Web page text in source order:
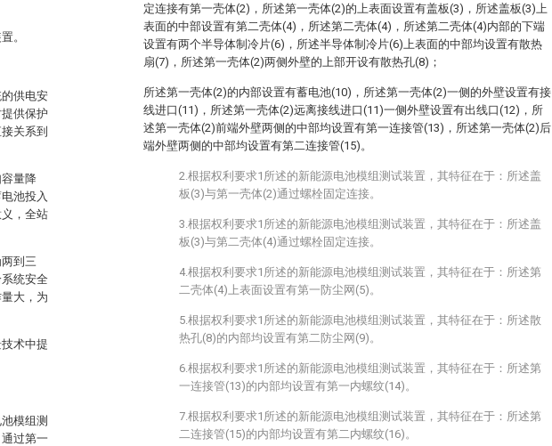
。
供电安
供保护
关系到
量降
池投入
，全站
到三
统安全
大，为
术中提
模组测
过第一
定连接有第一壳体(2)，所述第一壳体(2)的上表面设置有盖板(3)，所述盖板(3)上
表面的中部设置有第二壳体(4)，所述第二壳体(4)，所述第二壳体(4)内部的下端
设置有两个半导体制冷片(6)，所述半导体制冷片(6)上表面的中部均设置有散热
扇(7)，所述第一壳体(2)两侧外壁的上部开设有散热孔(8)；
所述第一壳体(2)的内部设置有蓄电池(10)，所述第一壳体(2)一侧的外壁设置有接
线进口(11)，所述第一壳体(2)远离接线进口(11)一侧外壁设置有出线口(12)，所
述第一壳体(2)前端外壁两侧的中部均设置有第一连接管(13)，所述第一壳体(2)后
端外壁两侧的中部均设置有第二连接管(15)。
2.根据权利要求1所述的新能源电池模组测试装置，其特征在于：所述盖
板(3)与第一壳体(2)通过螺栓固定连接。
3.根据权利要求1所述的新能源电池模组测试装置，其特征在于：所述盖
板(3)与第二壳体(4)通过螺栓固定连接。
4.根据权利要求1所述的新能源电池模组测试装置，其特征在于：所述第
二壳体(4)上表面设置有第一防尘网(5)。
5.根据权利要求1所述的新能源电池模组测试装置，其特征在于：所述散
热孔(8)的内部均设置有第二防尘网(9)。
6.根据权利要求1所述的新能源电池模组测试装置，其特征在于：所述第
一连接管(13)的内部均设置有第一内螺纹(14)。
7.根据权利要求1所述的新能源电池模组测试装置，其特征在于：所述第
二连接管(15)的内部均设置有第二内螺纹(16)。